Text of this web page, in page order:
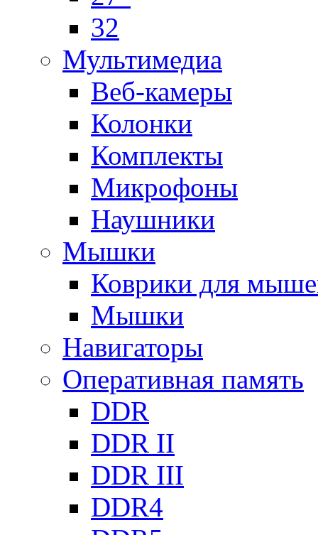
32
Мультимедиа
Веб-камеры
Колонки
Комплекты
Микрофоны
Наушники
Мышки
Коврики для
Мышки
Навигаторы
Оперативная память
DDR
DDR II
DDR III
DDR4